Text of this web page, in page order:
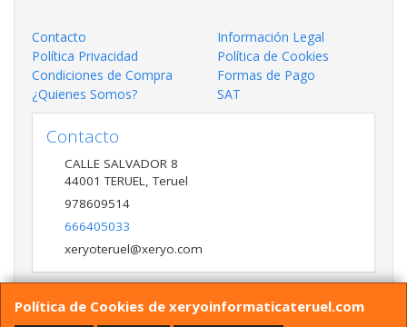
Política de Cookies de xeryoinformaticateruel.com
Contacto
Información Legal
Política Privacidad
Política de Cookies
Condiciones de Compra
Formas de Pago
¿Quienes Somos?
SAT
Contacto
CALLE SALVADOR 8
44001 TERUEL,Teruel
978609514
666405033
xeryoteruel@xeryo.com
Horario